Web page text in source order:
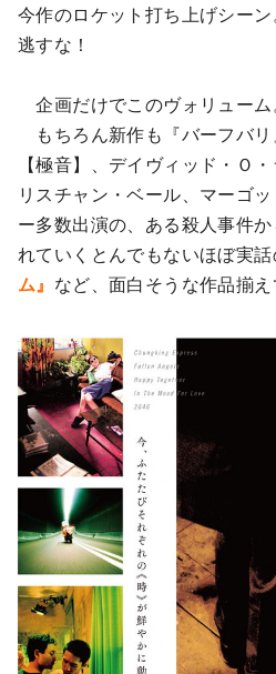
今作のロケット打ち上げシー
逃すな！
企画だけでこのヴォリューム
もちろん新作も『バーフバ
【極音】、デイヴィッド・Ｏ
リスチャン・ベール、マーゴ
ー多数出演の、ある殺人事件
れていくとんでもないほぼ実
ム』 など、面白そうな作品揃え